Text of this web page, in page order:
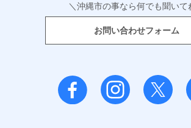
＼沖縄市の事なら何でも聞いて
お問い合わせフォーム